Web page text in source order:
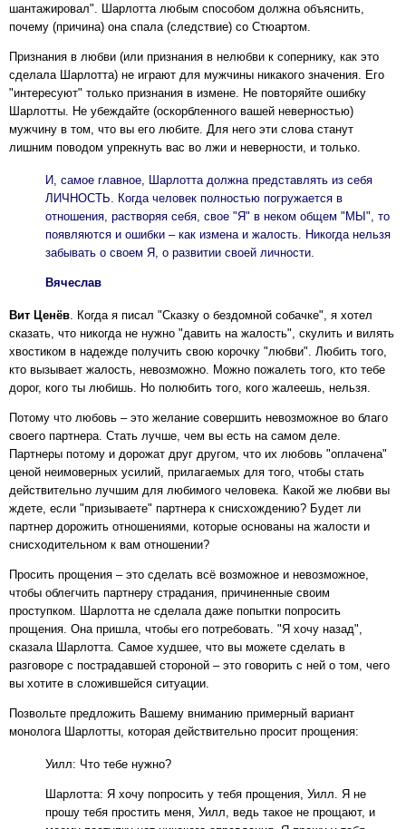
шантажировал". Шарлотта любым способом должна объяснить,
почему (причина) она спала (следствие) со Стюартом.
Признания в любви (или признания в нелюбви к сопернику, как это
сделала Шарлотта) не играют для мужчины никакого значения. Его
"интересуют" только признания в измене. Не повторяйте ошибку
Шарлотты. Не убеждайте (оскорбленного вашей неверностью)
мужчину в том, что вы его любите. Для него эти слова станут
лишним поводом упрекнуть вас во лжи и неверности, и только.
И, самое главное, Шарлотта должна представлять из себя
ЛИЧНОСТЬ. Когда человек полностью погружается в
отношения, растворяя себя, свое "Я" в неком общем "МЫ", то
появляются и ошибки – как измена и жалость. Никогда нельзя
забывать о своем Я, о развитии своей личности.
Вячеслав
Вит Ценёв . Когда я писал "Сказку о бездомной собачке", я хотел
сказать, что никогда не нужно "давить на жалость", скулить и вилять
хвостиком в надежде получить свою корочку "любви". Любить того,
кто вызывает жалость, невозможно. Можно пожалеть того, кто тебе
дорог, кого ты любишь. Но полюбить того, кого жалеешь, нельзя.
Потому что любовь – это желание совершить невозможное во благо
своего партнера. Стать лучше, чем вы есть на самом деле.
Партнеры потому и дорожат друг другом, что их любовь "оплачена"
ценой неимоверных усилий, прилагаемых для того, чтобы стать
действительно лучшим для любимого человека. Какой же любви вы
ждете, если "призываете" партнера к снисхождению? Будет ли
партнер дорожить отношениями, которые основаны на жалости и
снисходительном к вам отношении?
Просить прощения – это сделать всё возможное и невозможное,
чтобы облегчить партнеру страдания, причиненные своим
проступком. Шарлотта не сделала даже попытки попросить
прощения. Она пришла, чтобы его потребовать. "Я хочу назад",
сказала Шарлотта. Самое худшее, что вы можете сделать в
разговоре с пострадавшей стороной – это говорить с ней о том, чего
вы хотите в сложившейся ситуации.
Позвольте предложить Вашему вниманию примерный вариант
монолога Шарлотты, которая действительно просит прощения:
Уилл: Что тебе нужно?
Шарлотта: Я хочу попросить у тебя прощения, Уилл. Я не
прошу тебя простить меня, Уилл, ведь такое не прощают, и